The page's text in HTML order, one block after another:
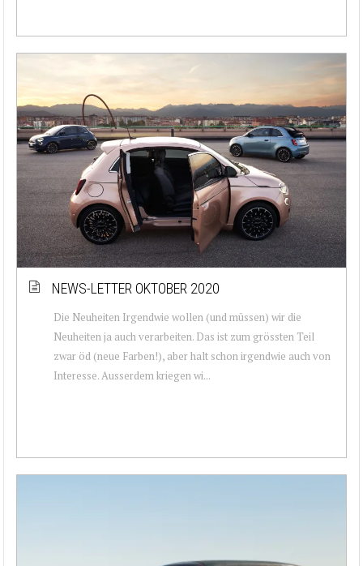
NEWS-LETTER OKTOBER 2020
Die Neuheiten Irgendwie wollen (und müssen) wir die
Neuheiten ja auch verarbeiten. Das ist zum grössten Teil
zwar öd (neue Farben!), aber halt schon irgendwie auch von
Interesse. Ausserdem kriegen wi...